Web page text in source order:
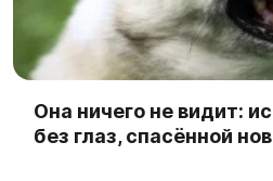
Она ничего не видит:
без глаз, спасённой